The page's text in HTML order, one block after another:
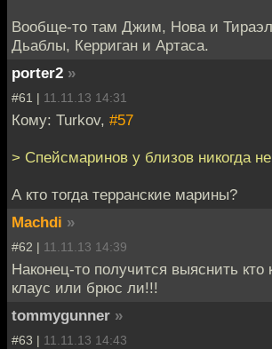
Вообще-то там Джим, Нова и
Дьаблы, Керриган и Артаса.
porter2 »
#61 | 11.11.13 14:31
Кому: Turkov, #57
> Спейсмаринов у близов никогда
А кто тогда терранские марины?
Machdi »
#62 | 11.11.13 14:39
Наконец-то получится выяснить кто
клаус или брюс ли!!!
tommygunner »
#63 | 11.11.13 14:43